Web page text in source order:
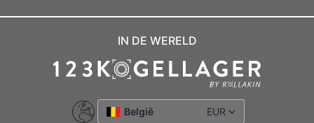
IN DE WERELD
België EUR